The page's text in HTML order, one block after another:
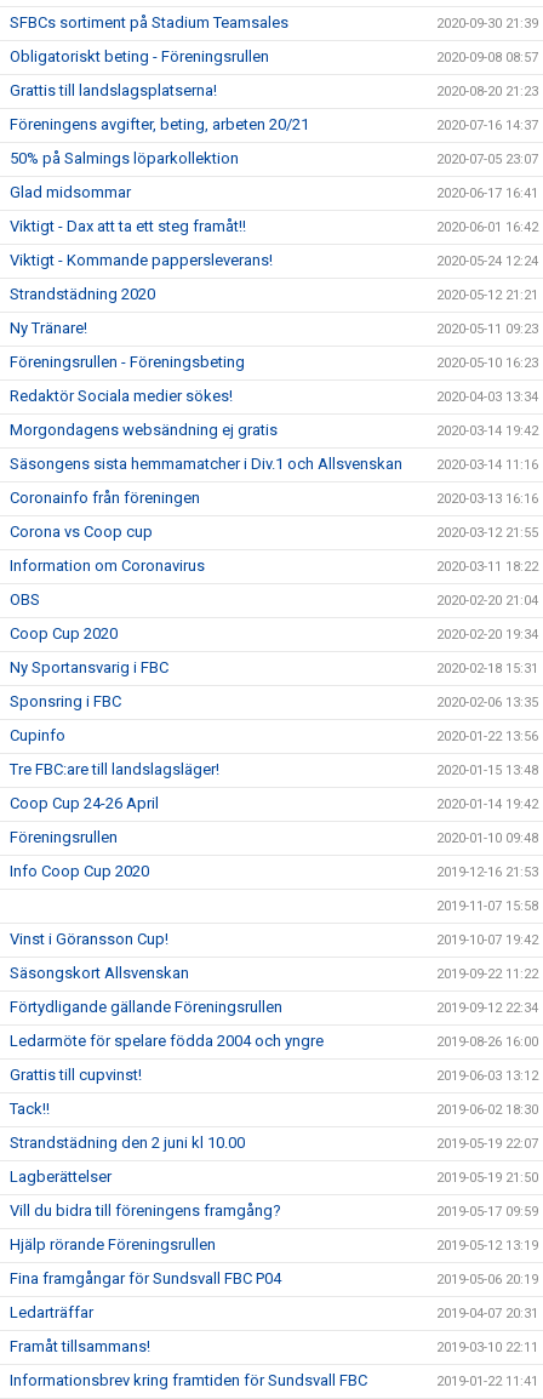
SFBCs sortiment på Stadium Teamsales 2020-09-30 21:39
Obligatoriskt beting - Föreningsrullen 2020-09-08 08:57
Grattis till landslagsplatserna! 2020-08-20 21:23
Föreningens avgifter, beting, arbeten 20/21 2020-07-16 14:37
50% på Salmings löparkollektion 2020-07-05 23:07
Glad midsommar 2020-06-17 16:41
Viktigt - Dax att ta ett steg framåt!! 2020-06-01 16:42
Viktigt - Kommande pappersleverans! 2020-05-24 12:24
Strandstädning 2020 2020-05-12 21:21
Ny Tränare! 2020-05-11 09:23
Föreningsrullen - Föreningsbeting 2020-05-10 16:23
Redaktör Sociala medier sökes! 2020-04-03 13:34
Morgondagens websändning ej gratis 2020-03-14 19:42
Säsongens sista hemmamatcher i Div.1 och Allsvenskan 2020-03-14 11:16
Coronainfo från föreningen 2020-03-13 16:16
Corona vs Coop cup 2020-03-12 21:55
Information om Coronavirus 2020-03-11 18:22
OBS 2020-02-20 21:04
Coop Cup 2020 2020-02-20 19:34
Ny Sportansvarig i FBC 2020-02-18 15:31
Sponsring i FBC 2020-02-06 13:35
Cupinfo 2020-01-22 13:56
Tre FBC:are till landslagsläger! 2020-01-15 13:48
Coop Cup 24-26 April 2020-01-14 19:42
Föreningsrullen 2020-01-10 09:48
Info Coop Cup 2020 2019-12-16 21:53
2019-11-07 15:58
Vinst i Göransson Cup! 2019-10-07 19:42
Säsongskort Allsvenskan 2019-09-22 11:22
Förtydligande gällande Föreningsrullen 2019-09-12 22:34
Ledarmöte för spelare födda 2004 och yngre 2019-08-26 16:00
Grattis till cupvinst! 2019-06-03 13:12
Tack!! 2019-06-02 18:30
Strandstädning den 2 juni kl 10.00 2019-05-19 22:07
Lagberättelser 2019-05-19 21:50
Vill du bidra till föreningens framgång? 2019-05-17 09:59
Hjälp rörande Föreningsrullen 2019-05-12 13:19
Fina framgångar för Sundsvall FBC P04 2019-05-06 20:19
Ledarträffar 2019-04-07 20:31
Framåt tillsammans! 2019-03-10 22:11
Informationsbrev kring framtiden för Sundsvall FBC 2019-01-22 11:41